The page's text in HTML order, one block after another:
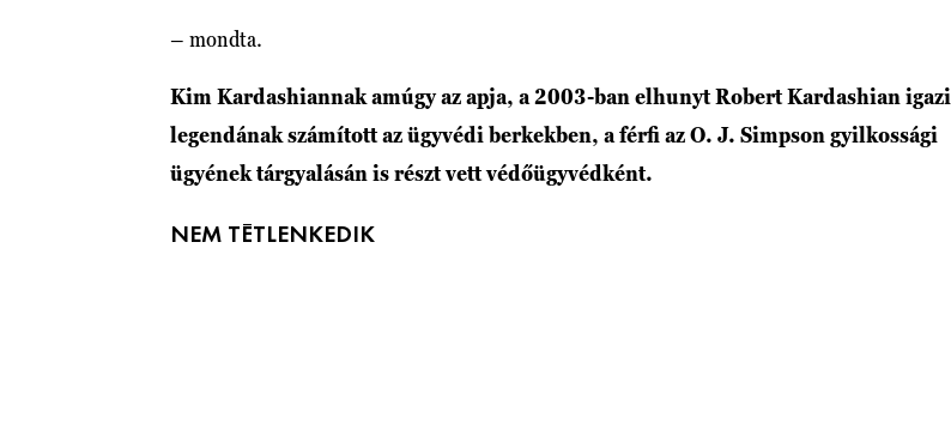
– mondta.
Kim Kardashiannak amúgy az apja, a 2003-ban elhunyt Robert Kardashian igazi
legendának számított az ügyvédi berkekben, a férfi az O. J. Simpson gyilkossági
ügyének tárgyalásán is részt vett védőügyvédként.
NEM TÉTLENKEDIK